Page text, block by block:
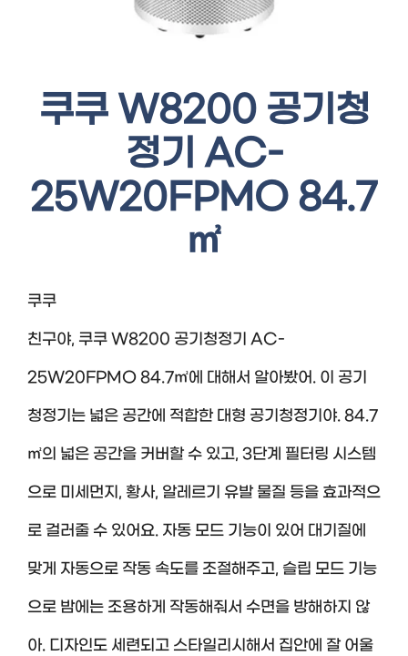
쿠쿠 W8200 공기청
정기 AC-
25W20FPMO 84.7
㎡
쿠쿠
친구야, 쿠쿠 W8200 공기청정기 AC-
25W20FPMO 84.7㎡에 대해서 알아봤어. 이 공기
청정기는 넓은 공간에 적합한 대형 공기청정기야. 84.7
㎡의 넓은 공간을 커버할 수 있고, 3단계 필터링 시스템
으로 미세먼지, 황사, 알레르기 유발 물질 등을 효과적으
로 걸러줄 수 있어요. 자동 모드 기능이 있어 대기질에
맞게 자동으로 작동 속도를 조절해주고, 슬립 모드 기능
으로 밤에는 조용하게 작동해줘서 수면을 방해하지 않
아. 디자인도 세련되고 스타일리시해서 집안에 잘 어울